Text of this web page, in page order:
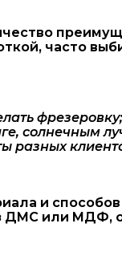
часто
фрезеровку;
солнечным
разных
и
ДМС или МДФ,